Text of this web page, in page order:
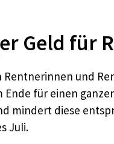
Geld für
Rentnerinnen und
für einen
mindert diese
Juli.